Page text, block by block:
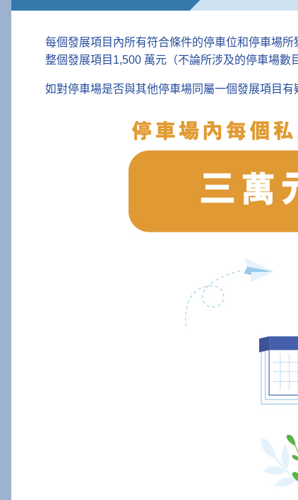
每個發展項目內所有符合條件的停車位和停車場
整個發展項目1,500 萬元（不論所涉及的停車場數
如對停車場是否與其他停車場同屬一個發展項目有